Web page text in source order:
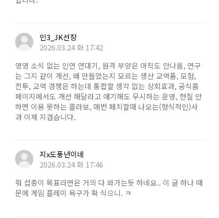
인3_JK선장
2026.03.24 화 17:42
영영 소식 없는 인연 연대기, 원격 부양은 아직도 안나옴, 연구
는 그지 같이 개선, 왜 만들었는지 모르는 생산 교역품, 모험,
전투, 교역 경쟁은 하는데 통합할 생각 없는 상회효과, 공식홈
페이지에서도 개선 해달라고 얘기해도 무시하는 운영, 현질 안
하면 이용 못하는 콜라보, 매번 패치할때 나오는(형식적인)사
과 이제 지겹습니다.
지x도풍년이네
2026.03.24 화 17:46
뭐 섭종이 목표라면은 거의 다 와가는듯 하네요.. 이 글 하나 때
문에 게임 플레이 욕구가 확 식으니. ㅋ